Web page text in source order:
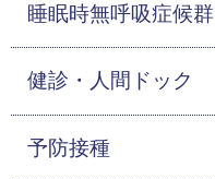
睡眠時無呼吸症候群
健診・人間ドック
予防接種